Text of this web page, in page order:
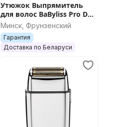
Утюжок Выпрямитель
для волос BaByliss Pro Dry
& Straighten (BAB2073EPE)
стайлер
Минск, Фрунзенский
Гарантия
Доставка по Беларуси